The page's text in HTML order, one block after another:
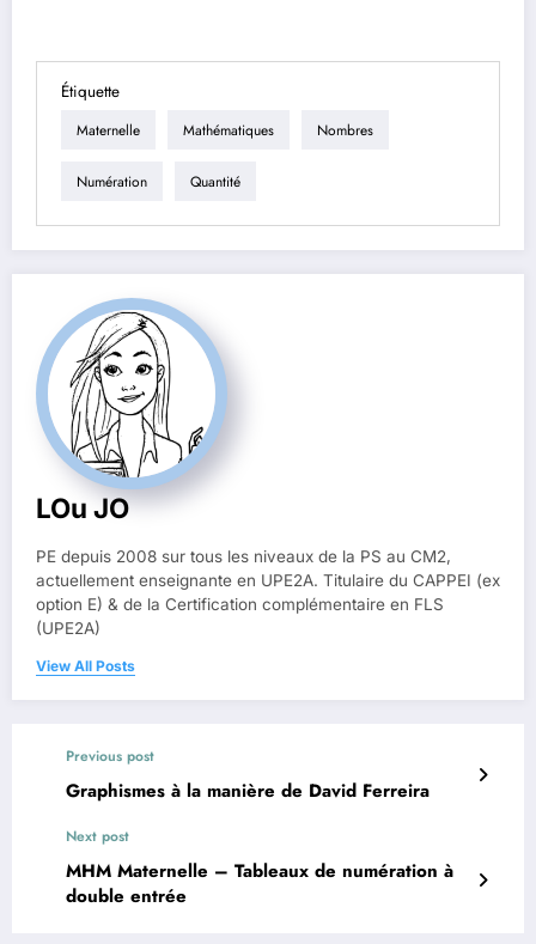
Étiquette
Maternelle Mathématiques Nombres
Numération Quantité
LOu JO
PE depuis 2008 sur tous les niveaux de la PS au CM2,
actuellement enseignante en UPE2A. Titulaire du CAPPEI (ex
option E) & de la Certification complémentaire en FLS
(UPE2A)
View All Posts
Previous post
Graphismes à la manière de David Ferreira
Next post
MHM Maternelle – Tableaux de numération à
double entrée